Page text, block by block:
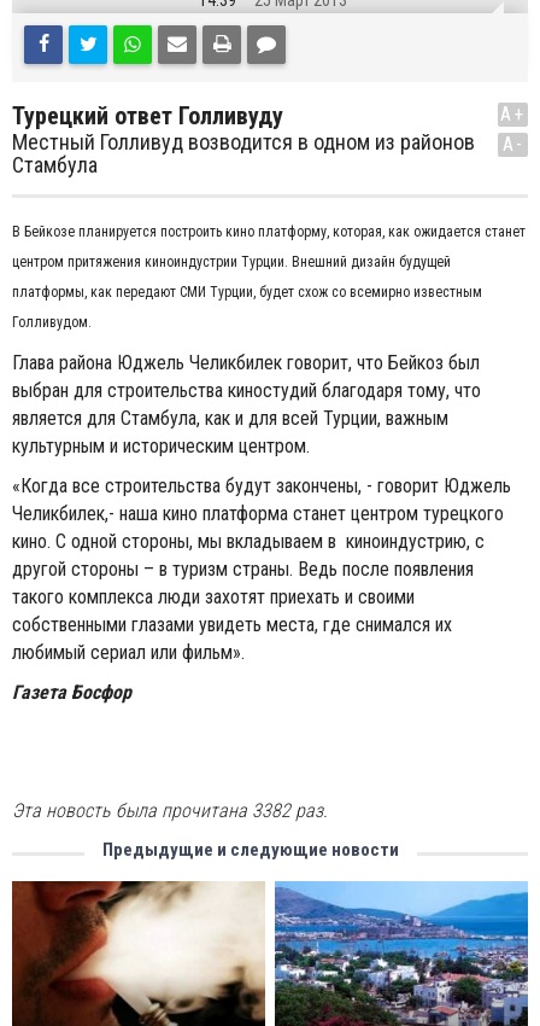
Турецкий ответ Голливуду
Местный Голливуд возводится в одном из районов
Стамбула
A+
A-
В Бейкозе планируется построить кино платформу, которая, как ожидается станет
центром притяжения киноиндустрии Турции. Внешний дизайн будущей
платформы, как передают СМИ Турции, будет схож со всемирно известным
Голливудом.
Глава района Юджель Челикбилек говорит, что Бейкоз был
выбран для строительства киностудий благодаря тому, что
является для Стамбула, как и для всей Турции, важным
культурным и историческим центром.
«Когда все строительства будут закончены, - говорит Юджель
Челикбилек,- наша кино платформа станет центром турецкого
кино. С одной стороны, мы вкладываем в киноиндустрию, с
другой стороны – в туризм страны. Ведь после появления
такого комплекса люди захотят приехать и своими
собственными глазами увидеть места, где снимался их
любимый сериал или фильм».
Газета Босфор
Эта новость была прочитана 3382 раз.
Предыдущие и следующие новости